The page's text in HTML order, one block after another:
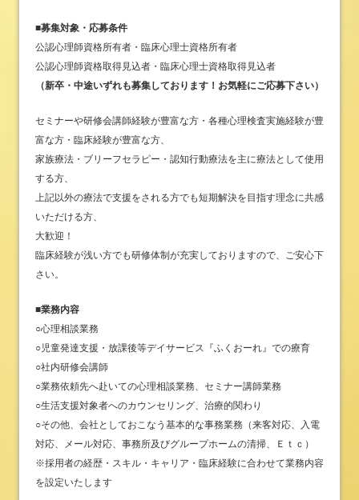
■募集対象・応募条件
公認心理師資格所有者・臨床心理士資格所有者
公認心理師資格取得見込者・臨床心理士資格取得見込者
（新卒・中途いずれも募集しております！お気軽にご応募下さい）
セミナーや研修会講師経験が豊富な方・各種心理検査実施経験が豊
富な方・臨床経験が豊富な方、
家族療法・ブリーフセラピー・認知行動療法を主に療法として使用
する方、
上記以外の療法で支援をされる方でも短期解決を目指す理念に共感
いただける方、
大歓迎！
臨床経験が浅い方でも研修体制が充実しておりますので、ご安心下
さい。
■業務内容
○心理相談業務
○児童発達支援・放課後等デイサービス『ふくおーれ』での療育
○社内研修会講師
○業務依頼先へ赴いての心理相談業務、セミナー講師業務
○生活支援対象者へのカウンセリング、治療的関わり
○その他、会社としておこなう基本的な事務業務（来客対応、入電
対応、メール対応、事務所及びグループホームの清掃、Ｅｔｃ）
※採用者の経歴・スキル・キャリア・臨床経験に合わせて業務内容
を設定いたします